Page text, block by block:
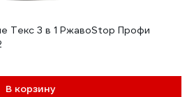
Текс 3 в 1 РжавоStop Профи
В корзину